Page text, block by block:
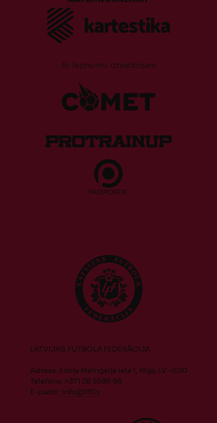
Ar lepnumu izmantojam
LATVIJAS FUTBOLA FEDERĀCIJA
Adrese: Emiļa Melngaiļa iela 1, Rīga, LV-1010
Telefons: +371 28 5598 98
E-pasts: info@lff.lv